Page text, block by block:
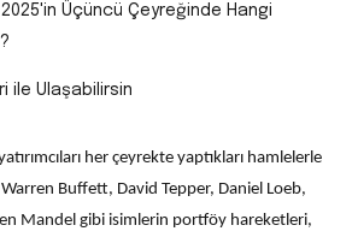
2025'in Üçüncü Çeyreğinde Hangi
ile Ulaşabilirsin
her çeyrekte yaptıkları hamlelerle
Buffett, David Tepper, Daniel Loeb,
Mandel gibi isimlerin portföy hareketleri,